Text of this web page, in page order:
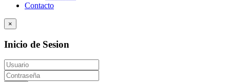
Contacto
×
Inicio de Sesion